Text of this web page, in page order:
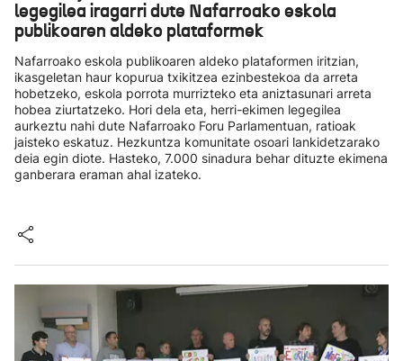
legegilea iragarri dute Nafarroako eskola
publikoaren aldeko plataformek
Nafarroako eskola publikoaren aldeko plataformen iritzian,
ikasgeletan haur kopurua txikitzea ezinbestekoa da arreta
hobetzeko, eskola porrota murrizteko eta aniztasunari arreta
hobea ziurtatzeko. Hori dela eta, herri-ekimen legegilea
aurkeztu nahi dute Nafarroako Foru Parlamentuan, ratioak
jaisteko eskatuz. Hezkuntza komunitate osoari lankidetzarako
deia egin diote. Hasteko, 7.000 sinadura behar dituzte ekimena
ganberara eraman ahal izateko.